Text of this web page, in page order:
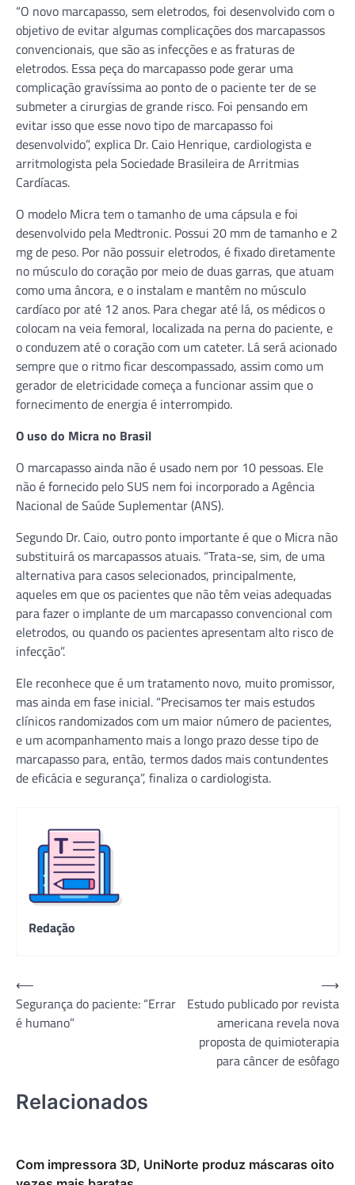
“O novo marcapasso, sem eletrodos, foi desenvolvido com o
objetivo de evitar algumas complicações dos marcapassos
convencionais, que são as infecções e as fraturas de
eletrodos. Essa peça do marcapasso pode gerar uma
complicação gravíssima ao ponto de o paciente ter de se
submeter a cirurgias de grande risco. Foi pensando em
evitar isso que esse novo tipo de marcapasso foi
desenvolvido”, explica Dr. Caio Henrique, cardiologista e
arritmologista pela Sociedade Brasileira de Arritmias
Cardíacas.
O modelo Micra tem o tamanho de uma cápsula e foi
desenvolvido pela Medtronic. Possui 20 mm de tamanho e 2
mg de peso. Por não possuir eletrodos, é fixado diretamente
no músculo do coração por meio de duas garras, que atuam
como uma âncora, e o instalam e mantêm no músculo
cardíaco por até 12 anos. Para chegar até lá, os médicos o
colocam na veia femoral, localizada na perna do paciente, e
o conduzem até o coração com um cateter. Lá será acionado
sempre que o ritmo ficar descompassado, assim como um
gerador de eletricidade começa a funcionar assim que o
fornecimento de energia é interrompido.
O uso do Micra no Brasil
O marcapasso ainda não é usado nem por 10 pessoas. Ele
não é fornecido pelo SUS nem foi incorporado a Agência
Nacional de Saúde Suplementar (ANS).
Segundo Dr. Caio, outro ponto importante é que o Micra não
substituirá os marcapassos atuais. “Trata-se, sim, de uma
alternativa para casos selecionados, principalmente,
aqueles em que os pacientes que não têm veias adequadas
para fazer o implante de um marcapasso convencional com
eletrodos, ou quando os pacientes apresentam alto risco de
infecção”.
Ele reconhece que é um tratamento novo, muito promissor,
mas ainda em fase inicial. “Precisamos ter mais estudos
clínicos randomizados com um maior número de pacientes,
e um acompanhamento mais a longo prazo desse tipo de
marcapasso para, então, termos dados mais contundentes
de eficácia e segurança”, finaliza o cardiologista.
Redação
Navegação
de
Post
⟵
Segurança do paciente: “Errar
é humano”
Estudo publicado por revista
americana revela nova
proposta de quimioterapia
para câncer de esôfago
⟶
Relacionados
Com impressora 3D, UniNorte produz máscaras oito